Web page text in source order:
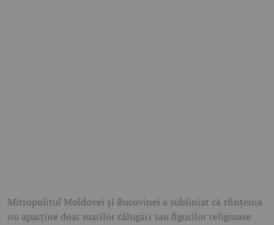
Mitropolitul Moldovei și Bucovinei a subliniat că sfințenia
nu aparține doar marilor călugări sau figurilor religioase